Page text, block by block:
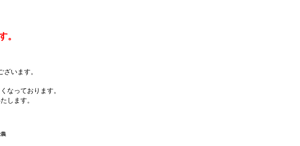
。
います。
なっております。
します。